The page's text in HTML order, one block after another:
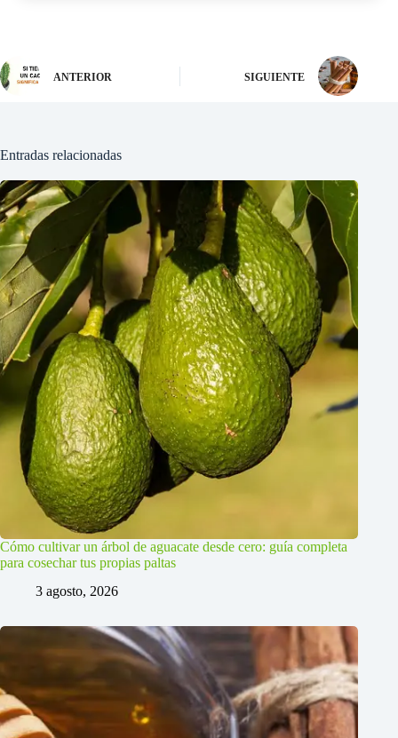
ANTERIOR SIGUIENTE
Entradas relacionadas
Cómo cultivar un árbol de aguacate desde cero: guía completa
para cosechar tus propias paltas
3 agosto, 2026